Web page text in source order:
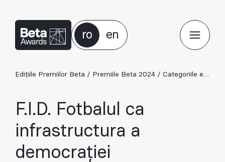
ro en
Edițiile Premiilor Beta / Premiile Beta 2024 / Categoriile ediției 2024
F.I.D. Fotbalul ca
infrastructura a
democrației